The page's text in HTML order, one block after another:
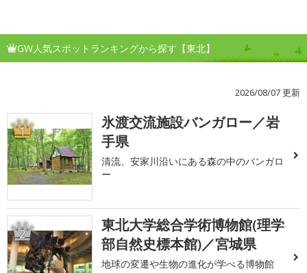
GW人気スポットランキングから探す【東北】
2026/08/07 更新
1
氷渡交流施設バンガロー／岩
手県
清流、安家川沿いにある森の中のバンガロ
ー
2
東北大学総合学術博物館(理学
部自然史標本館)／宮城県
地球の変遷や生物の進化が学べる博物館